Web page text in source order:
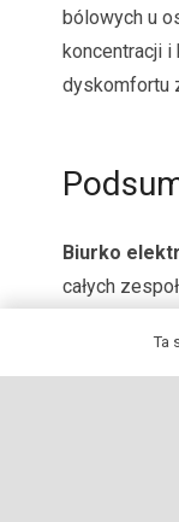
bólowych u
koncentracji i
dyskomfortu
Biurko
całych
możliwość
Ta